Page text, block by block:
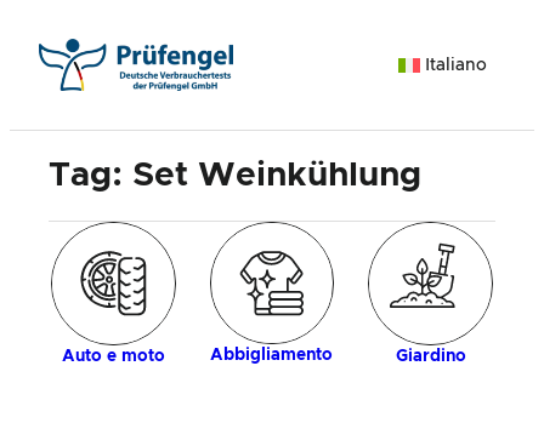
contenuto
Italiano
Tag: Set Weinkühlung
Auto e moto Abbigliamento Giardino